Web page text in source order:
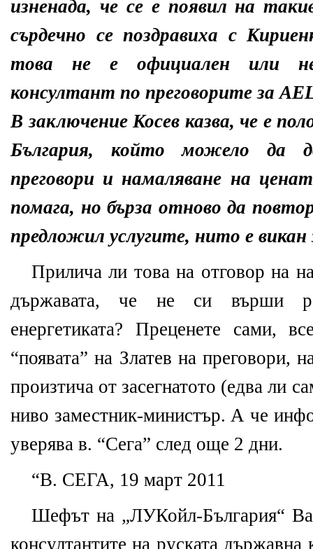
изненада, че се е появил на
сърдечно се поздравиха с
това не е официален или
консултант по преговорите за
В заключение Косев казва, че е
България, който можело да
преговори и намаляване на
помага, но бърза отново да
предложил услугите, нито е
Прилича ли това на отговор на
държавата, че не си върши
енергетиката? Преценете сами,
“появата” на Златев на преговори,
произтича от засегнатото (едва ли
ниво заместник-министър. А че
уверява в. “Сега” след още 2 дни.
“В. СЕГА, 19 март 2011
Шефът на „ЛУКойл-България“
консултантите на руската държавна